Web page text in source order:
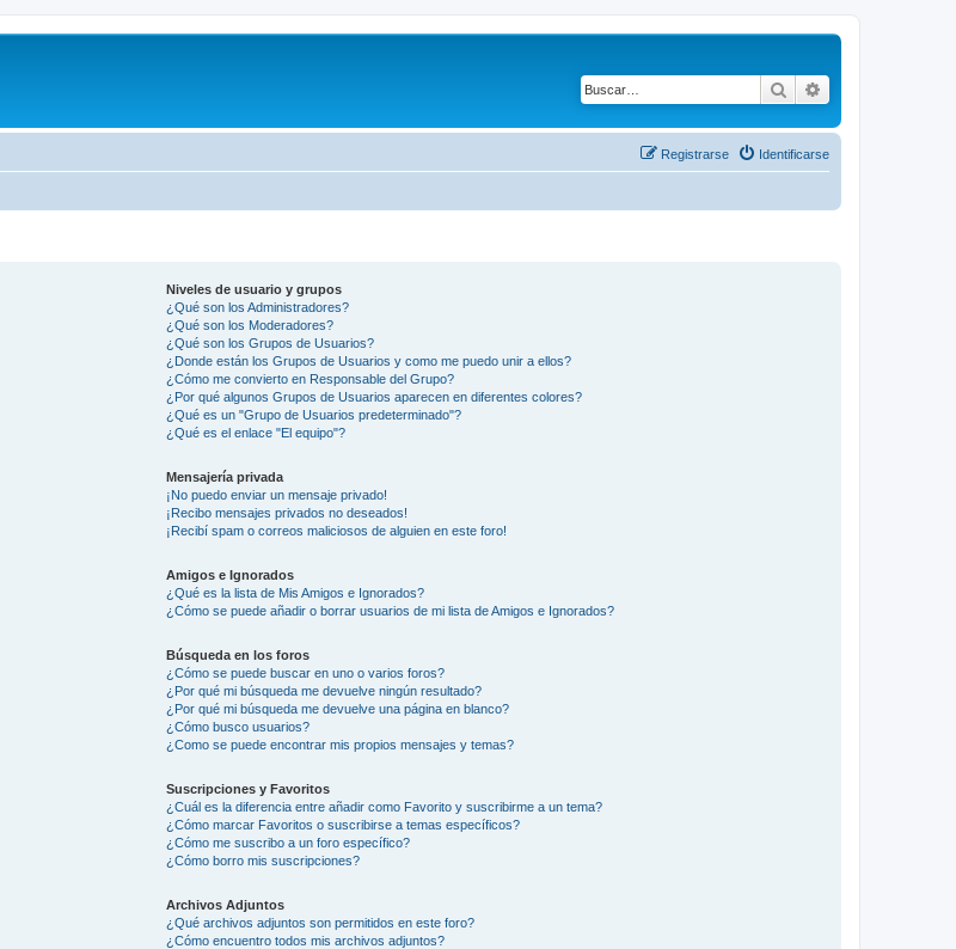
Buscar
Identificarse
Registrarse
Niveles de usuario y grupos
¿Qué son los Administradores?
¿Qué son los Moderadores?
¿Qué son los Grupos de Usuarios?
¿Donde están los Grupos de Usuarios y como me puedo unir a ellos?
¿Cómo me convierto en Responsable del Grupo?
¿Por qué algunos Grupos de Usuarios aparecen en diferentes colores?
¿Qué es un "Grupo de Usuarios predeterminado"?
¿Qué es el enlace "El equipo"?
Mensajería privada
¡No puedo enviar un mensaje privado!
¡Recibo mensajes privados no deseados!
¡Recibí spam o correos maliciosos de alguien en este foro!
Amigos e Ignorados
¿Qué es la lista de Mis Amigos e Ignorados?
¿Cómo se puede añadir o borrar usuarios de mi lista de Amigos e Ignorados?
Búsqueda en los foros
¿Cómo se puede buscar en uno o varios foros?
¿Por qué mi búsqueda me devuelve ningún resultado?
¿Por qué mi búsqueda me devuelve una página en blanco?
¿Cómo busco usuarios?
¿Como se puede encontrar mis propios mensajes y temas?
Suscripciones y Favoritos
¿Cuál es la diferencia entre añadir como Favorito y suscribirme a un tema?
¿Cómo marcar Favoritos o suscribirse a temas específicos?
¿Cómo me suscribo a un foro específico?
¿Cómo borro mis suscripciones?
Archivos Adjuntos
¿Qué archivos adjuntos son permitidos en este foro?
¿Cómo encuentro todos mis archivos adjuntos?